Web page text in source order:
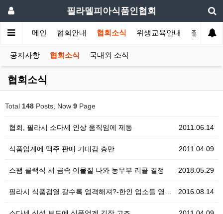
필라델피아식품인협회
메인 협회안내 협회소식 위생교육안내 질의답변
공지사항 협회소식 국내외 소식
협회소식
Total 148 Posts, Now 9 Page
2011.06.14
협회, 필라시 소다세 인상 움직임에 제동
2011.04.09
식품업계에 맥주 판매 기대감 충만
2018.05.29
스팸 클랙식 서 금속 이물질 나와 농무부 리콜 결정
2016.08.14
필라시 식품검열 갈수록 엄격해져?-한인 업소들 영업정지…